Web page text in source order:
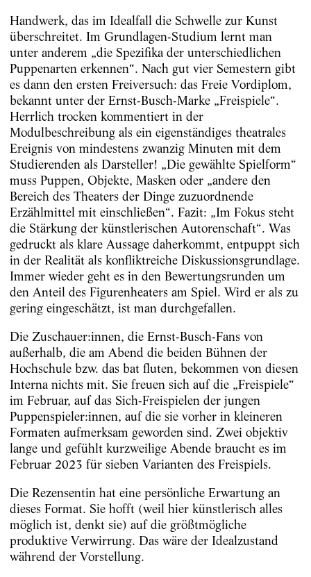
Handwerk, das im Idealfall die Schwelle zur Kunst
überschreitet. Im Grundlagen-Studium lernt man
unter anderem „die Spezifika der unterschiedlichen
Puppenarten erkennen“. Nach gut vier Semestern gibt
es dann den ersten Freiversuch: das Freie Vordiplom,
bekannt unter der Ernst-Busch-Marke „Freispiele“.
Herrlich trocken kommentiert in der
Modulbeschreibung als ein eigenständiges theatrales
Ereignis von mindestens zwanzig Minuten mit dem
Studierenden als Darsteller! „Die gewählte Spielform“
muss Puppen, Objekte, Masken oder „andere den
Bereich des Theaters der Dinge zuzuordnende
Erzählmittel mit einschließen“. Fazit: „Im Fokus steht
die Stärkung der künst­lerischen Autorenschaft“. Was
gedruckt als klare Aussage daherkommt, entpuppt sich
in der Realität als konfliktreiche Diskussionsgrundlage.
Immer wieder geht es in den Bewertungsrunden um
den Anteil des Figuren­heaters am Spiel. Wird er als zu
gering eingeschätzt, ist man durchgefallen.
Die Zuschauer:innen, die Ernst-Busch-Fans von
außerhalb, die am Abend die beiden Bühnen der
Hochschule bzw. das bat fluten, bekommen von diesen
Interna nichts mit. Sie freuen sich auf die „Freispiele“
im Februar, auf das Sich-Freispielen der jungen
Puppenspieler:innen, auf die sie vorher in kleineren
Formaten aufmerksam geworden sind. Zwei objektiv
lange und gefühlt kurzweilige Abende braucht es im
Februar 2023 für sieben Varianten des Freispiels.
Die Rezensentin hat eine persönliche Erwartung an
dieses Format. Sie hofft (weil hier künstlerisch alles
möglich ist, denkt sie) auf die größtmögliche
produktive Verwirrung. Das wäre der Idealzustand
während der Vorstellung.